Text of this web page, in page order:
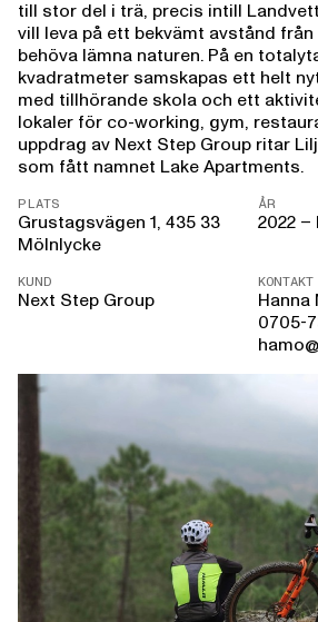
till stor del i trä, precis intill
vill leva på ett bekvämt avstånd
behöva lämna naturen. På en
kvadratmeter samskapas ett helt
med tillhörande skola och ett
lokaler för co-working, gym,
uppdrag av Next Step Group ritar
som fått namnet Lake Apartments.
ÅR
2022 –
PLATS
Grustagsvägen 1, 435 33
Mölnlycke
KUND
Next Step Group
KONTAKT
0705-